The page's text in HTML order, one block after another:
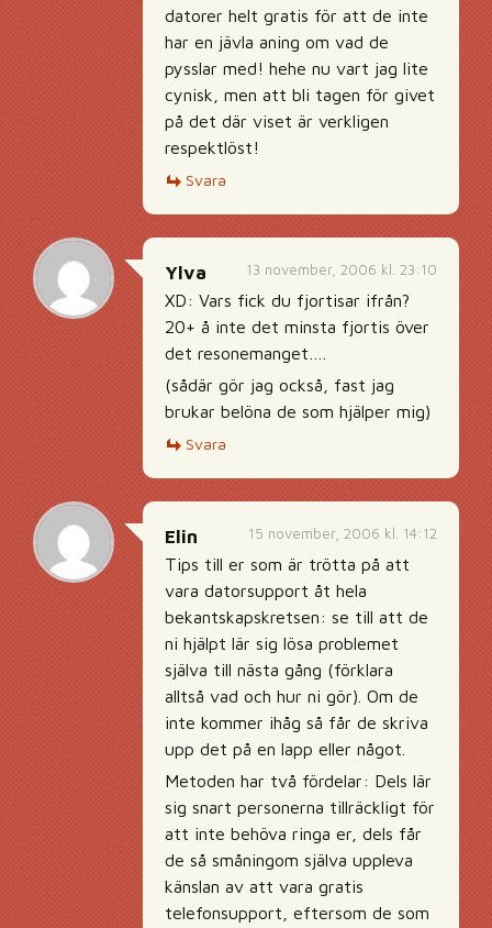
datorer helt gratis för att de inte
har en jävla aning om vad de
pysslar med! hehe nu vart jag lite
cynisk, men att bli tagen för givet
på det där viset är verkligen
respektlöst!
Svara
13 november, 2006 kl. 23:10
Ylva
XD: Vars fick du fjortisar ifrån?
20+ å inte det minsta fjortis över
det resonemanget….
(sådär gör jag också, fast jag
brukar belöna de som hjälper mig)
Svara
15 november, 2006 kl. 14:12
Elin
Tips till er som är trötta på att
vara datorsupport åt hela
bekantskapskretsen: se till att de
ni hjälpt lär sig lösa problemet
själva till nästa gång (förklara
alltså vad och hur ni gör). Om de
inte kommer ihåg så får de skriva
upp det på en lapp eller något.
Metoden har två fördelar: Dels lär
sig snart personerna tillräckligt för
att inte behöva ringa er, dels får
de så småningom själva uppleva
känslan av att vara gratis
telefonsupport, eftersom de som